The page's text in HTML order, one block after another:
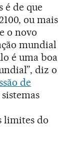
é de que
ou mais
o novo
mundial
é uma boa
diz o
de
limites do